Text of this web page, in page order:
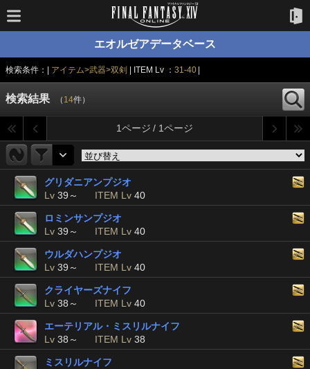
エオルゼアデータベース
検索条件：| アイテム>武器>双剣 | ITEM Lv ： 31-40|
検索結果 （ 14件）
1ページ / 1ページ
グリダニアンプジオ
Lv 39～ ITEM Lv 40
ロミンサンプジオ
Lv 39～ ITEM Lv 40
ウルダハンプジオ
Lv 39～ ITEM Lv 40
クライヤーズナイフ
Lv 38～ ITEM Lv 40
エーテリアル・ミスリルナイフ
Lv 38～ ITEM Lv 38
ミスリルナイフ